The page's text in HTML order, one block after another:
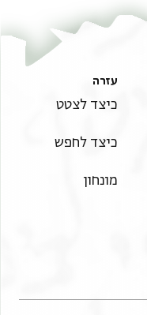
עזרה
כיצד לצטט
כיצד לחפש
מונחון